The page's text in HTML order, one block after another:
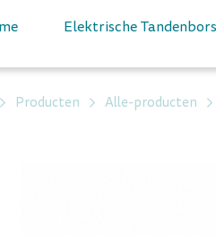
Elektrische
Producten Alle-producten